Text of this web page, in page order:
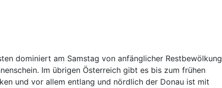
dominiert am Samstag von anfänglicher Restbewölkung
Im übrigen Österreich gibt es bis zum frühen
und vor allem entlang und nördlich der Donau ist mit